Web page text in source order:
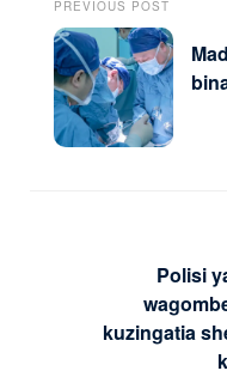
PREVIOUS POST
Polisi
kuzingatia